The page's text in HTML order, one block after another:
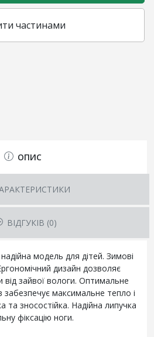
частинами
ОПИС
ВІДГУКІВ (0)
модель для дітей. Зимові
дизайн дозволяє
від зайвої вологи. Оптимальне
забезпечує максимальне тепло і
зносостійка. Надійна липучка
фіксацію ноги.